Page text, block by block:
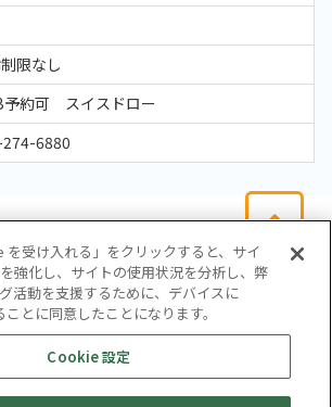
限なし
予約可 スイスドロー
6880
概要
サイトマップ
い合わせ
個人情報保護方針
株式会社テイツー
を受け入れる」をクリックすると、サイ
強化し、サイトの使用状況を分析し、弊
活動を支援するために、デバイスに
とに同意したことになります。
Cookie 設定